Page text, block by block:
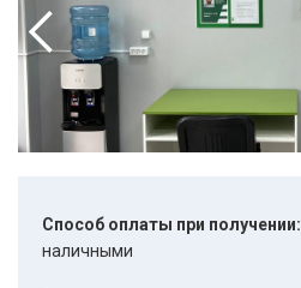
Способ оплаты при получении:
наличными